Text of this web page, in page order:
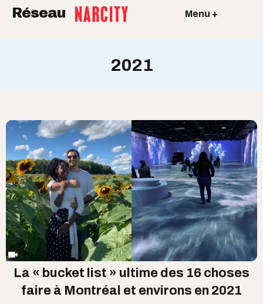
Réseau Menu +
2021
La « bucket list » ultime des 16 choses
faire à Montréal et environs en 2021